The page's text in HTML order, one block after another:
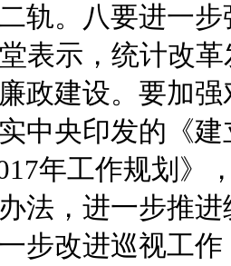
轨。八要进一
表示，统计改革
政建设。要加
中央印发的《
年工作规划》
法，进一步推
步改进巡视工